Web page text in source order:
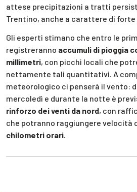
attese precipitazioni a tratti
Trentino, anche a carattere di
Gli esperti stimano che entro le
registreranno accumuli di pioggia
millimetri, con picchi locali che
nettamente tali quantitativi. A
meteorologico ci penserà il vento:
mercoledì e durante la notte è
rinforzo dei venti da nord, con
che potranno raggiungere velocità
chilometri orari.